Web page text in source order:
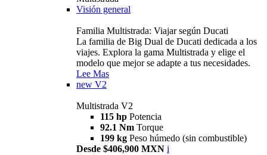
Visión general
Familia Multistrada: Viajar según Ducati
La familia de Big Dual de Ducati dedicada a los
viajes. Explora la gama Multistrada y elige el
modelo que mejor se adapte a tus necesidades.
Lee Mas
new V2
Multistrada V2
115 hp Potencia
92.1 Nm Torque
199 kg Peso húmedo (sin combustible)
Desde $406,900 MXN i